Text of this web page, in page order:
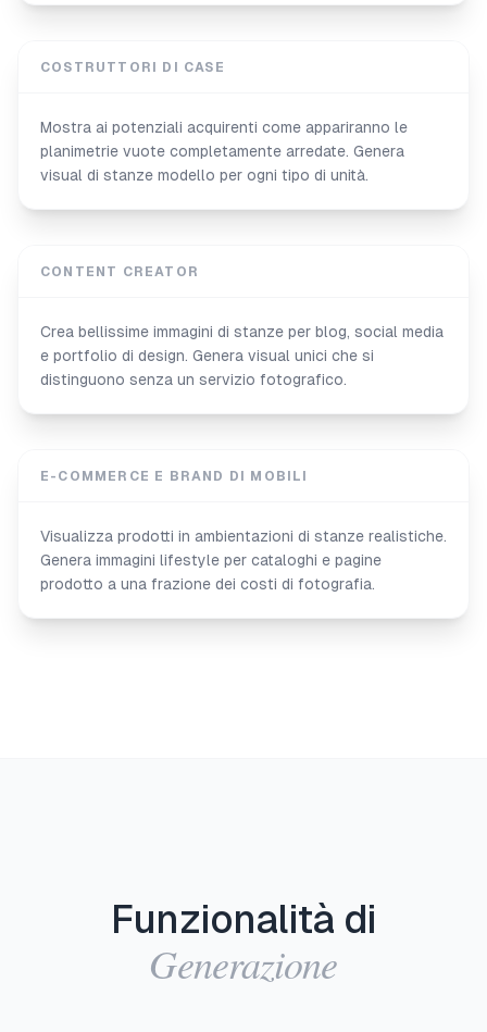
COSTRUTTORI DI CASE
Mostra ai potenziali acquirenti come appariranno le
planimetrie vuote completamente arredate. Genera
visual di stanze modello per ogni tipo di unità.
CONTENT CREATOR
Crea bellissime immagini di stanze per blog, social media
e portfolio di design. Genera visual unici che si
distinguono senza un servizio fotografico.
E-COMMERCE E BRAND DI MOBILI
Visualizza prodotti in ambientazioni di stanze realistiche.
Genera immagini lifestyle per cataloghi e pagine
prodotto a una frazione dei costi di fotografia.
Funzionalità di
Generazione